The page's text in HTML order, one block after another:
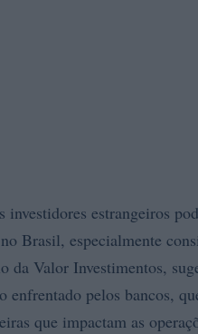
estrangeiros
Brasil, especialmente
Valor Investimentos,
enfrentado pelos bancos,
que impactam as